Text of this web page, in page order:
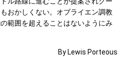
おかしくない。オブライエン調教
範囲を超えることはないようにみ
By Lewis Porteous